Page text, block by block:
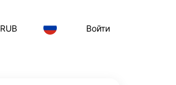
RUB Войти